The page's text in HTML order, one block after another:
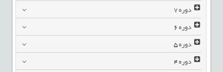
دوره7
دوره6
دوره5
دوره4